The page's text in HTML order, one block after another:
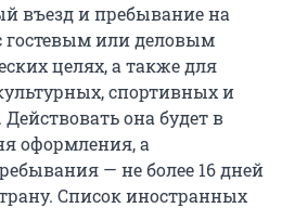
въезд и пребывание на
гостевым или деловым
целях, а также для
спортивных и
она будет в
оформления, а
— не более 16 дней
Список иностранных